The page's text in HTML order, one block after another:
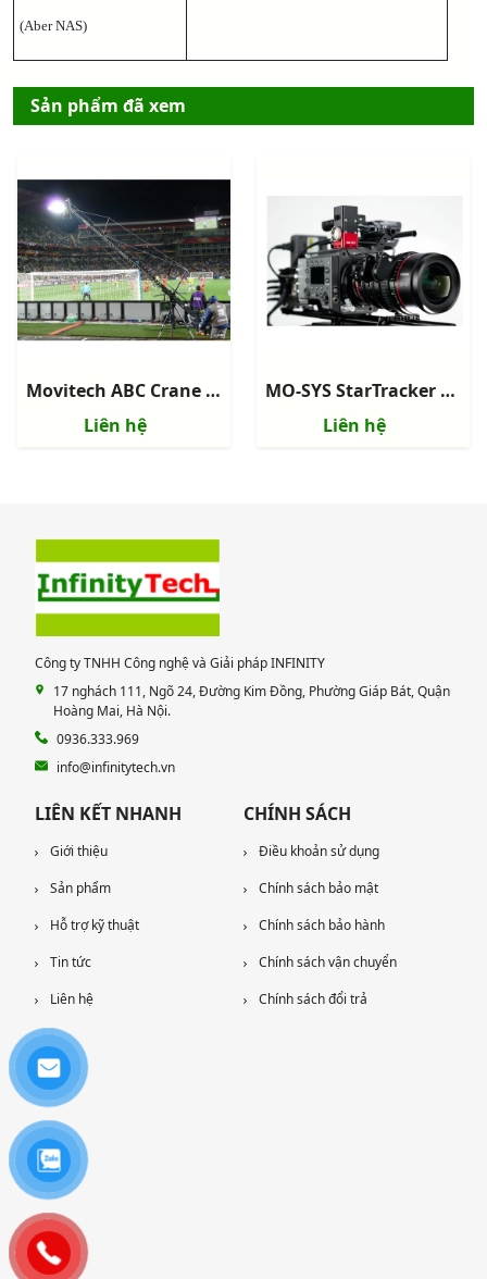
(Aber NAS)
Sản phẩm đã xem
Movitech ABC Crane 120 - Camera Crane
Liên hệ
MO-SYS StarTracker Max - Hệ thống Camera Virtual Studio Tracking
Liên hệ
Công ty TNHH Công nghệ và Giải pháp INFINITY
17 nghách 111, Ngõ 24, Đường Kim Đồng, Phường Giáp Bát, Quận
Hoàng Mai, Hà Nội.
0936.333.969
info@infinitytech.vn
LIÊN KẾT NHANH
Giới thiệu
Sản phẩm
Hỗ trợ kỹ thuật
Tin tức
Liên hệ
CHÍNH SÁCH
Điều khoản sử dụng
Chính sách bảo mật
Chính sách bảo hành
Chính sách vận chuyển
Chính sách đổi trả